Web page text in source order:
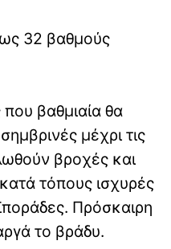
32 βαθμούς
βαθμιαία θα
μέχρι τις
βροχές και
τόπους ισχυρές
Πρόσκαιρη
το βράδυ.